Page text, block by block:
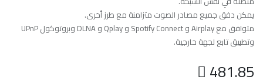
يمكن دفق جميع مصادر الصوت متزامنة مع طرز أخرى.
متوافق مع Airplay و Spotify Connect و Qplay و DLNA وبروتوكول UPnP
وتطبيق تابع لجهة خارجية.
481.85